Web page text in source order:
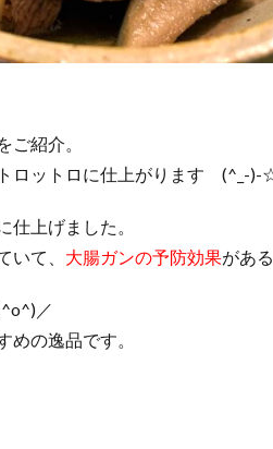
ご紹介。
ットロに仕上がります (^_-)-
上げました。
て、 大腸ガンの予防効果があ
／
めの逸品です。